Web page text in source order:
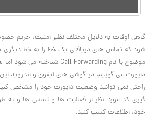
گاهی اوقات به دلایل مختلف نظیر امنیت، حریم
شود که تماس های دریافتی یک خط را به خط دیگری
موضوع با نامCall Forwardingشناخته می شود اما
دایورت می گوییم. در گوشی های آیفون و اندروید این
راحتی نمی توانید وضعیت دایورت خود را مشخص
گیری کد مورد نظر از فعالیت ها و تماس ها و به
خود، اطلاعات کسب کنید.